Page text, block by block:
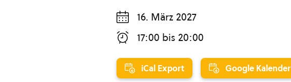
16. März 2027
17:00 bis 20:00
iCal Export Google Kalender